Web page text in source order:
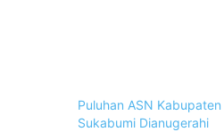
Puluhan ASN Kabupaten
Sukabumi Dianugerahi